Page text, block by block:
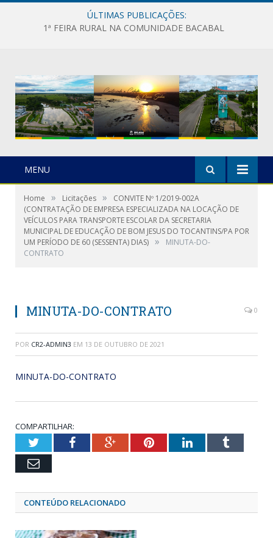
ÚLTIMAS PUBLICAÇÕES:
1ª FEIRA RURAL NA COMUNIDADE BACABAL
MENU
Home » Licitações »
CONVITE Nº 1/2019-002A
(CONTRATAÇÃO DE EMPRESA ESPECIALIZADA NA LOCAÇÃO DE
VEÍCULOS PARA TRANSPORTE ESCOLAR DA SECRETARIA
MUNICIPAL DE EDUCAÇÃO DE BOM JESUS DO TOCANTINS/PA POR
UM PERÍODO DE 60 (SESSENTA) DIAS) »
MINUTA-DO-
CONTRATO
MINUTA-DO-CONTRATO 0
POR CR2-ADMIN3 EM 13 DE OUTUBRO DE 2021
MINUTA-DO-CONTRATO
COMPARTILHAR:
TwitterFacebookGoogle+PinterestLinkedInTumblr
Email
CONTEÚDO RELACIONADO